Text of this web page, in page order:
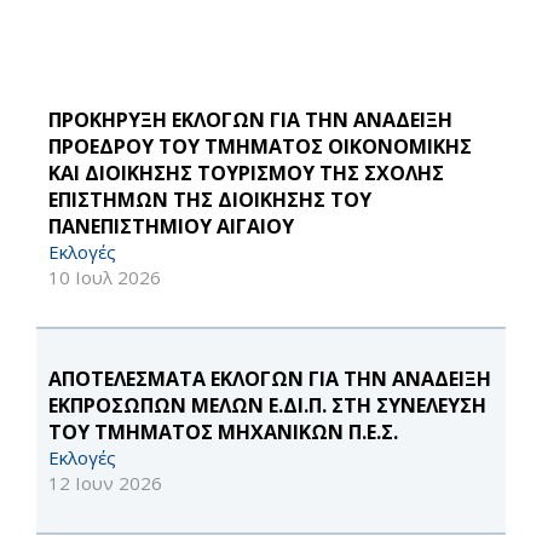
ΠΡΟΚΗΡΥΞΗ ΕΚΛΟΓΩΝ ΓΙΑ ΤΗΝ ΑΝΑΔΕΙΞΗ
ΠΡΟΕΔΡΟΥ ΤΟΥ ΤΜΗΜΑΤΟΣ ΟΙΚΟΝΟΜΙΚΗΣ
ΚΑΙ ΔΙΟΙΚΗΣΗΣ ΤΟΥΡΙΣΜΟΥ ΤΗΣ ΣΧΟΛΗΣ
ΕΠΙΣΤΗΜΩΝ ΤΗΣ ΔΙΟΙΚΗΣΗΣ ΤΟΥ
ΠΑΝΕΠΙΣΤΗΜΙΟΥ ΑΙΓΑΙΟΥ
Εκλογές
10 Ιουλ 2026
ΑΠΟΤΕΛΕΣΜΑΤΑ ΕΚΛΟΓΩΝ ΓΙΑ ΤΗΝ ΑΝΑΔΕΙΞΗ
ΕΚΠΡΟΣΩΠΩΝ ΜΕΛΩΝ Ε.ΔΙ.Π. ΣΤΗ ΣΥΝΕΛΕΥΣΗ
ΤΟΥ ΤΜΗΜΑΤΟΣ ΜΗΧΑΝΙΚΩΝ Π.Ε.Σ.
Εκλογές
12 Ιουν 2026